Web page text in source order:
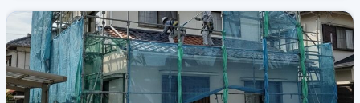
事
:
根
工
事